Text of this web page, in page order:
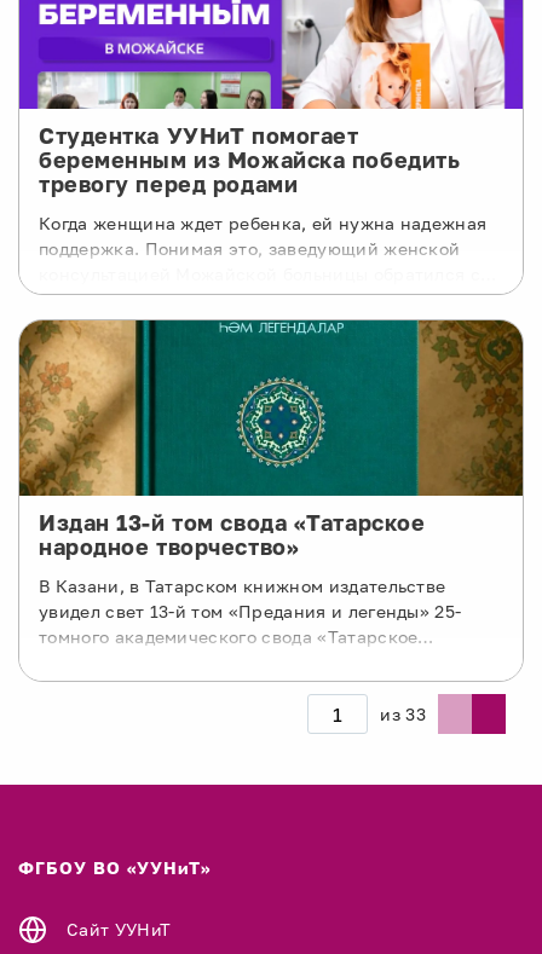
Студентка УУНиТ помогает
беременным из Можайска победить
тревогу перед родами
Когда женщина ждет ребенка, ей нужна надежная
поддержка. Понимая это, заведующий женской
запросом на разработку специального курса для
будущих мам.
Издан 13-й том свода «Татарское
народное творчество»
В Казани, в Татарском книжном издательстве
увидел свет 13-й том «Предания и легенды» 25-
томного академического свода «Татарское
подготовленный доцентом кафедры татарской
филологии и культуры Ильдусом Камиловичем
из33
ФГБОУ ВО «УУНиТ»
Сайт УУНиТ